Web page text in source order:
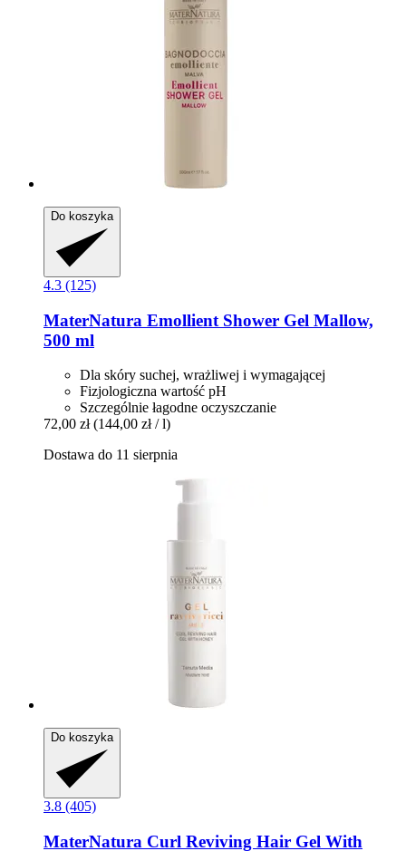
Do koszyka
4.3 (125)
MaterNatura Emollient Shower Gel Mallow,
500 ml
Dla skóry suchej, wrażliwej i wymagającej
Fizjologiczna wartość pH
Szczególnie łagodne oczyszczanie
72,00 zł (144,00 zł / l)
Dostawa do 11 sierpnia
Do koszyka
3.8 (405)
MaterNatura Curl Reviving Hair Gel With